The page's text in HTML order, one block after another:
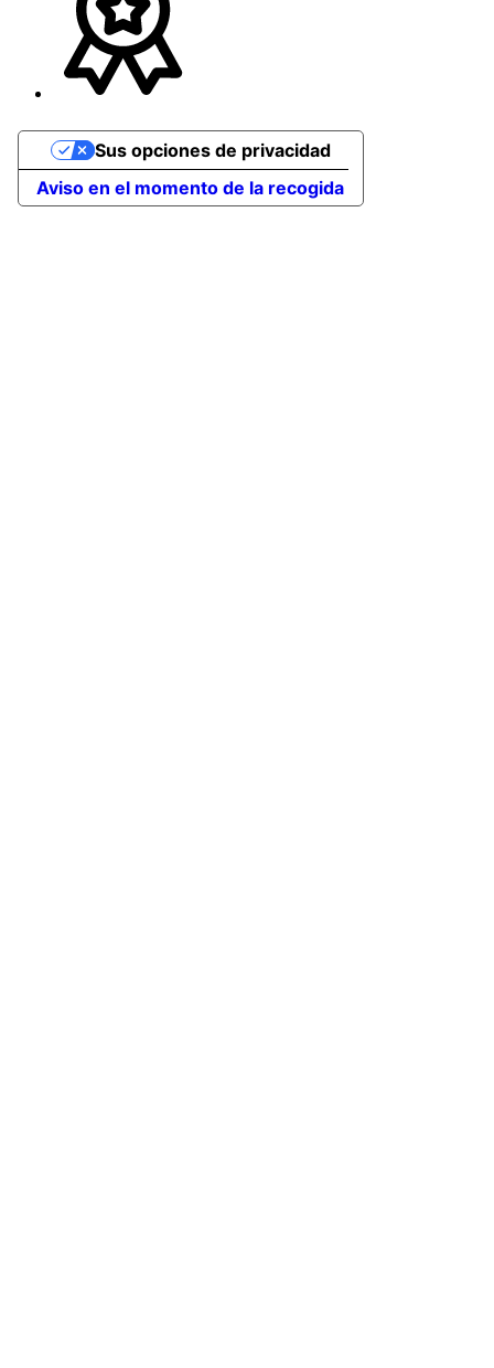
Aviso en el momento de la recogida
Sus opciones de privacidad